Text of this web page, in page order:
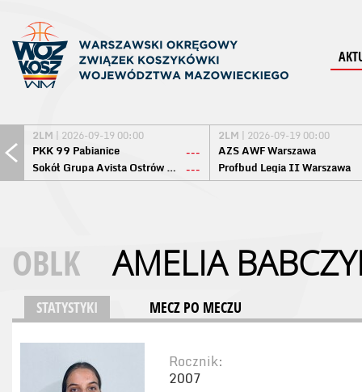
2LM | 2026-09-19 00:00
PKK 99 Pabianice
---
Sokół Grupa Avista Ostrów Maz. ---
2LM | 2026-09-19 00:00
AZS AWF Warszawa
Profbud Legia II Warszawa
OBLK AMELIA
STATYSTYKI MECZ PO MECZU
Rocznik:
2007